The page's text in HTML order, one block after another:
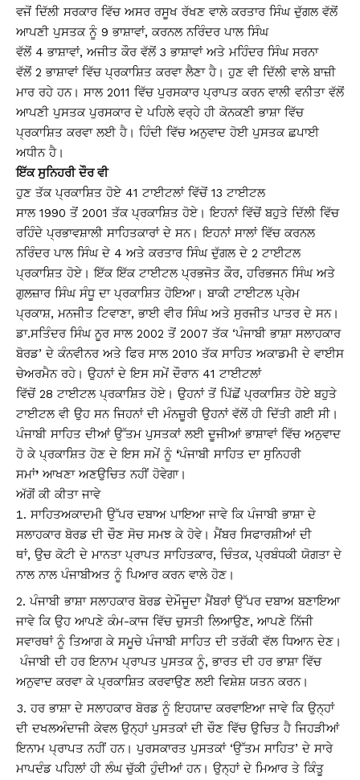
ਵਜੋਂ ਦਿੱਲੀ ਸਰਕਾਰ ਵਿੱਚ ਅਸਰ ਰਸੂਖ ਰੱਖਣ ਵਾਲੇ ਕਰਤਾਰ ਸਿੰਘ ਦੁੱਗਲ ਵੱਲੋਂ
ਆਪਣੀ ਪੁਸਤਕ ਨੂੰ 9 ਭਾਸ਼ਾਵਾਂ, ਕਰਨਲ ਨਰਿੰਦਰ ਪਾਲ ਸਿੰਘ
ਵੱਲੋਂ 4 ਭਾਸ਼ਾਵਾਂ, ਅਜੀਤ ਕੌਰ ਵੱਲੋਂ 3 ਭਾਸ਼ਾਵਾਂ ਅਤੇ ਮਹਿੰਦਰ ਸਿੰਘ ਸਰਨਾ
ਵੱਲੋਂ 2 ਭਾਸ਼ਾਵਾਂ ਵਿੱਚ ਪ੍ਰਕਾਸ਼ਿਤ ਕਰਵਾ ਲੈਣਾ ਹੈ। ਹੁਣ ਵੀ ਦਿੱਲੀ ਵਾਲੇ ਬਾਜ਼ੀ
ਮਾਰ ਰਹੇ ਹਨ। ਸਾਲ 2011 ਵਿੱਚ ਪੁਰਸਕਾਰ ਪ੍ਰਾਪਤ ਕਰਨ ਵਾਲੀ ਵਨੀਤਾ ਵੱਲੋਂ
ਆਪਣੀ ਪੁਸਤਕ ਪੁਰਸਕਾਰ ਦੇ ਪਹਿਲੇ ਵਰ੍ਹੇ ਹੀ ਕੋਨਕਣੀ ਭਾਸ਼ਾ ਵਿੱਚ
ਪ੍ਰਕਾਸ਼ਿਤ ਕਰਵਾ ਲਈ ਹੈ। ਹਿੰਦੀ ਵਿੱਚ ਅਨੁਵਾਦ ਹੋਈ ਪੁਸਤਕ ਛਪਾਈ
ਅਧੀਨ ਹੈ।
ਇੱਕ ਸੁਨਿਹਰੀ ਦੌਰ ਵੀ
ਹੁਣ ਤੱਕ ਪ੍ਰਕਾਸ਼ਿਤ ਹੋਏ 41 ਟਾਈਟਲਾਂ ਵਿੱਚੋਂ 13 ਟਾਈਟਲ
ਸਾਲ 1990 ਤੋਂ 2001 ਤੱਕ ਪ੍ਰਕਾਸ਼ਿਤ ਹੋਏ। ਇਹਨਾਂ ਵਿੱਚੋਂ ਬਹੁਤੇ ਦਿੱਲੀ ਵਿੱਚ
ਰਹਿੰਦੇ ਪ੍ਰਭਾਵਸ਼ਾਲੀ ਸਾਹਿਤਕਾਰਾਂ ਦੇ ਸਨ। ਇਹਨਾਂ ਸਾਲਾਂ ਵਿੱਚ ਕਰਨਲ
ਨਰਿੰਦਰ ਪਾਲ ਸਿੰਘ ਦੇ 4 ਅਤੇ ਕਰਤਾਰ ਸਿੰਘ ਦੁੱਗਲ ਦੇ 2 ਟਾਈਟਲ
ਪ੍ਰਕਾਸ਼ਿਤ ਹੋਏ। ਇੱਕ ਇੱਕ ਟਾਈਟਲ ਪ੍ਰਭਜੋਤ ਕੌਰ, ਹਰਿਭਜਨ ਸਿੰਘ ਅਤੇ
ਗੁਲਜ਼ਾਰ ਸਿੰਘ ਸੰਧੂ ਦਾ ਪ੍ਰਕਾਸ਼ਿਤ ਹੋਇਆ। ਬਾਕੀ ਟਾਈਟਲ ਪ੍ਰੇਮ
ਪ੍ਰਕਾਸ਼, ਮਨਜੀਤ ਟਿਵਾਣਾ, ਭਾਈ ਵੀਰ ਸਿੰਘ ਅਤੇ ਸੁਰਜੀਤ ਪਾਤਰ ਦੇ ਸਨ।
ਡਾ.ਸਤਿੰਦਰ ਸਿੰਘ ਨੂਰ ਸਾਲ 2002 ਤੋਂ 2007 ਤੱਕ ‘ਪੰਜਾਬੀ ਭਾਸ਼ਾ ਸਲਾਹਕਾਰ
ਬੋਰਡ’ ਦੇ ਕੰਨਵੀਨਰ ਅਤੇ ਫਿਰ ਸਾਲ 2010 ਤੱਕ ਸਾਹਿਤ ਅਕਾਡਮੀ ਦੇ ਵਾਈਸ
ਚੇਅਰਮੈਨ ਰਹੇ। ਉਹਨਾਂ ਦੇ ਇਸ ਸਮੇਂ ਦੌਰਾਨ 41 ਟਾਈਟਲਾਂ
ਵਿੱਚੋਂ 28 ਟਾਈਟਲ ਪ੍ਰਕਾਸ਼ਿਤ ਹੋਏ। ਉਹਨਾਂ ਤੋਂ ਪਿੱਛੋਂ ਪ੍ਰਕਾਸ਼ਿਤ ਹੋਏ ਬਹੁਤੇ
ਟਾਈਟਲ ਵੀ ਉਹ ਸਨ ਜਿਹਨਾਂ ਦੀ ਮੰਨਜ਼ੂਰੀ ਉਹਨਾਂ ਵੱਲੋਂ ਹੀ ਦਿੱਤੀ ਗਈ ਸੀ।
ਪੰਜਾਬੀ ਸਾਹਿਤ ਦੀਆਂ ਉੱਤਮ ਪੁਸਤਕਾਂ ਲਈ ਦੂਜੀਆਂ ਭਾਸ਼ਾਵਾਂ ਵਿੱਚ ਅਨੁਵਾਦ
ਹੋ ਕੇ ਪ੍ਰਕਾਸ਼ਿਤ ਹੋਣ ਦੇ ਇਸ ਸਮੇਂ ਨੂੰ ‘ਪੰਜਾਬੀ ਸਾਹਿਤ ਦਾ ਸੁਨਿਹਰੀ
ਸਮਾਂ’ ਆਖਣਾ ਅਣਉਚਿਤ ਨਹੀਂ ਹੋਵੇਗਾ।
ਅੱਗੋਂ ਕੀ ਕੀਤਾ ਜਾਵੇ
ਸਾਹਿਤਅਕਾਦਮੀ ਉੱਪਰ ਦਬਾਅ ਪਾਇਆ ਜਾਵੇ ਕਿ ਪੰਜਾਬੀ ਭਾਸ਼ਾ ਦੇ
ਸਲਾਹਕਾਰ ਬੋਰਡ ਦੀ ਚੌਣ ਸੋਚ ਸਮਝ ਕੇ ਹੋਵੇ। ਮੈਂਬਰ ਸਿਫਾਰਸ਼ੀਆਂ ਦੀ
ਥਾਂ, ਉਚ ਕੋਟੀ ਦੇ ਮਾਨਤਾ ਪ੍ਰਾਪਤ ਸਾਹਿਤਕਾਰ, ਚਿੰਤਕ, ਪ੍ਰਬੰਧਕੀ ਯੋਗਤਾ ਦੇ
ਨਾਲ ਨਾਲ ਪੰਜਾਬੀਅਤ ਨੂੰ ਪਿਆਰ ਕਰਨ ਵਾਲੇ ਹੋਣ।
ਪੰਜਾਬੀ ਭਾਸ਼ਾ ਸਲਾਹਕਾਰ ਬੋਰਡ ਦੇਮੌਜੂਦਾ ਮੈਂਬਰਾਂ ਉੱਪਰ ਦਬਾਅ ਬਣਾਇਆ
ਜਾਵੇ ਕਿ ਉਹ ਆਪਣੇ ਕੰਮ-ਕਾਜ ਵਿੱਚ ਚੁਸਤੀ ਲਿਆਉਣ, ਆਪਣੇ ਨਿੱਜੀ
ਸਵਾਰਥਾਂ ਨੂੰ ਤਿਆਗ ਕੇ ਸਮੂਚੇ ਪੰਜਾਬੀ ਸਾਹਿਤ ਦੀ ਤਰੱਕੀ ਵੱਲ ਧਿਆਨ ਦੇਣ।
ਪੰਜਾਬੀ ਦੀ ਹਰ ਇਨਾਮ ਪ੍ਰਾਪਤ ਪੁਸਤਕ ਨੂੰ, ਭਾਰਤ ਦੀ ਹਰ ਭਾਸ਼ਾ ਵਿੱਚ
ਅਨੁਵਾਦ ਕਰਵਾ ਕੇ ਪ੍ਰਕਾਸ਼ਿਤ ਕਰਵਾਉਣ ਲਈ ਵਿਸ਼ੇਸ਼ ਯਤਨ ਕਰਨ।
ਹਰ ਭਾਸ਼ਾ ਦੇ ਸਲਾਹਕਾਰ ਬੋਰਡ ਨੂੰ ਇਹਯਾਦ ਕਰਵਾਇਆ ਜਾਵੇ ਕਿ ਉਨ੍ਹਾਂ
ਦੀ ਦਖਲਅੰਦਾਜੀ ਕੇਵਲ ਉਨ੍ਹਾਂ ਪੁਸਤਕਾਂ ਦੀ ਚੌਣ ਵਿੱਚ ਉਚਿਤ ਹੈ ਜਿਹੜੀਆਂ
ਇਨਾਮ ਪ੍ਰਾਪਤ ਨਹੀਂ ਹਨ। ਪੁਰਸਕਾਰਤ ਪੁਸਤਕਾਂ ‘ਉੱਤਮ ਸਾਹਿਤ’ ਦੇ ਸਾਰੇ
ਮਾਪਦੰਡ ਪਹਿਲਾਂ ਹੀ ਲੰਘ ਚੁੱਕੀ ਹੁੰਦੀਆਂ ਹਨ। ਉਨ੍ਹਾਂ ਦੇ ਮਿਆਰ ਤੇ ਕਿੰਤੂ